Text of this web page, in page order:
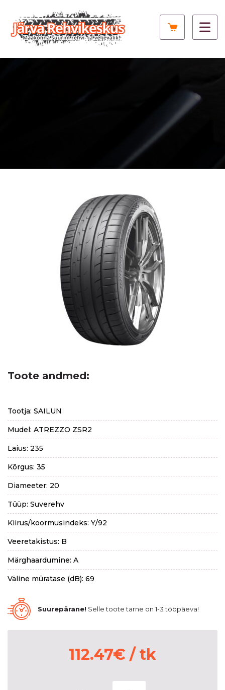
Toote andmed:
Tootja: SAILUN
Mudel: ATREZZO ZSR2
Laius: 235
Kõrgus: 35
Diameeter: 20
Tüüp: Suverehv
Kiirus/koormusindeks: Y/92
Veeretakistus: B
Märghaardumine: A
Väline müratase (dB): 69
Suurepärane! Selle toote tarne on 1-3 tööpäeva!
112.47€ / tk